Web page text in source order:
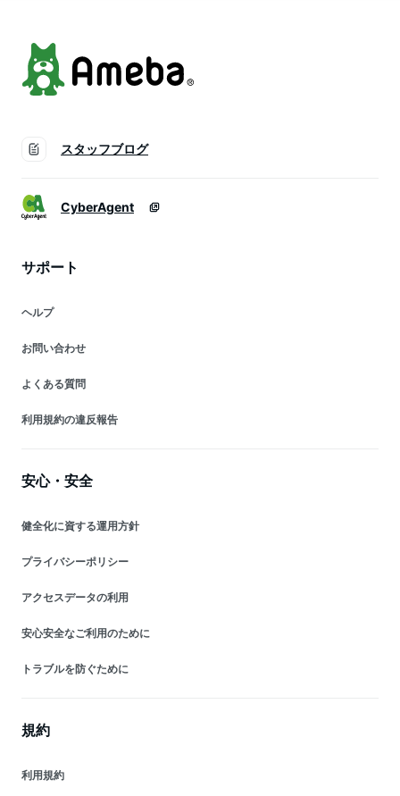
スタッフブログ
CyberAgent
サポート
ヘルプ
お問い合わせ
よくある質問
利用規約の違反報告
安心・安全
健全化に資する運用方針
プライバシーポリシー
アクセスデータの利用
安心安全なご利用のために
トラブルを防ぐために
規約
利用規約